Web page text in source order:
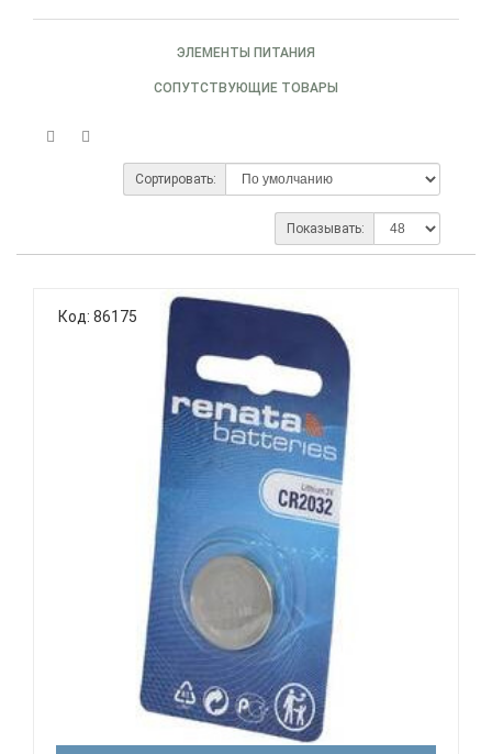
ЭЛЕМЕНТЫ ПИТАНИЯ
СОПУТСТВУЮЩИЕ ТОВАРЫ
Сортировать:
Показывать:
Код: 86175
RENATA CR2032 BL1 УПАК. 1ШТ - БАТАРЕЙКА...
Цена: 150 р.